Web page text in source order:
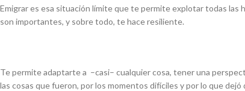
Emigrar es esa situación límite que te permite explotar todas las
son importantes, y sobre todo, te hace resiliente.
Te permite adaptarte a –casi– cualquier cosa, tener una
las cosas que fueron, por los momentos difíciles y por lo que dejó